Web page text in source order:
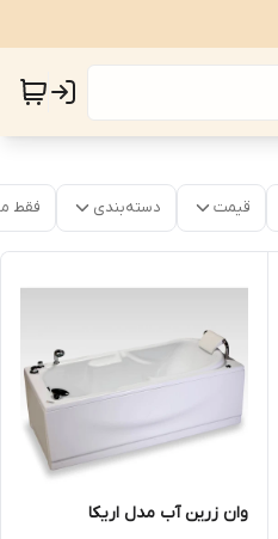
قیمت دسته‌بندی فقط
وان زرین آب مدل اریکا